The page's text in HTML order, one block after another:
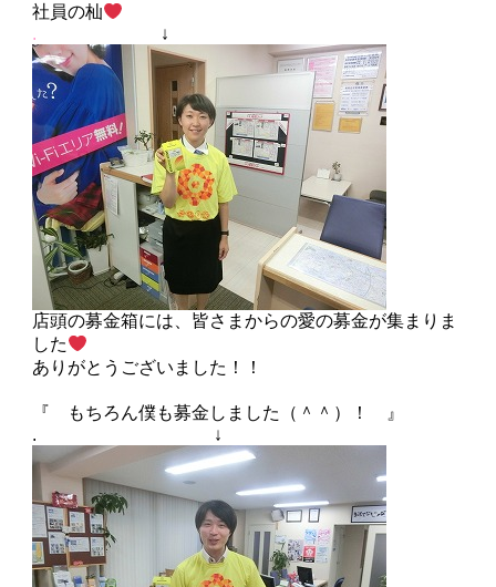
社員の杣
.
↓
店頭の募金箱には、皆さまからの愛の募金が集まりま
した
ありがとうございました！！
『 もちろん僕も募金しました（＾＾）！ 』
. ↓